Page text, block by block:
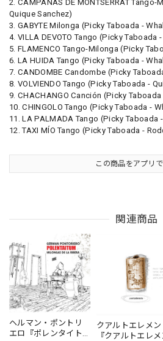
2. CAMPANAS DE MONTSERRAT
Quique Sanchez)
3. GABYTE Milonga (Picky Taboada -
4. VILLA DEVOTO Tango (Picky Taboada
5. FLAMENCO Tango-Milonga (Picky
6. LA HUIDA Tango (Picky Taboada -
7. CANDOMBE Candombe (Picky
8. VOLVIENDO Tango (Picky Taboada -
9. CHACHANGO Canción (Picky
10. CHINGOLO Tango (Picky Taboada -
11. LA PALMADA Tango (Picky Taboada
12. TAXI MÍO Tango (Picky Taboada -
この商品をアプリ
関連商品
ヘルマン・ポントリ
エロ『ポレンタイト
クアルトエレメン
『クアルトエレメ